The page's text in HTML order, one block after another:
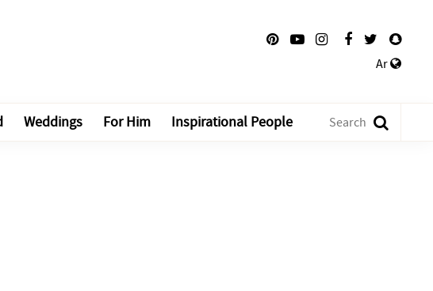
Ar
Weddings For Him Inspirational People